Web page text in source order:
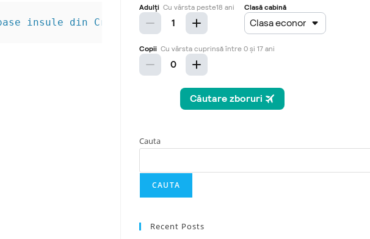
insule din Croatia, accesibile cu masina din
Cauta
CAUTA
Recent Posts